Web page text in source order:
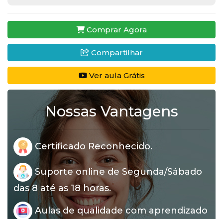
Comprar Agora
Compartilhar
Ver aula Grátis
Nossas Vantagens
Certificado Reconhecido.
Suporte online de Segunda/Sábado
das 8 até as 18 horas.
Aulas de qualidade com aprendizado